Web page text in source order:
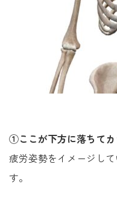
①ここが下方に落ちて
疲労姿勢をイメージし
す。